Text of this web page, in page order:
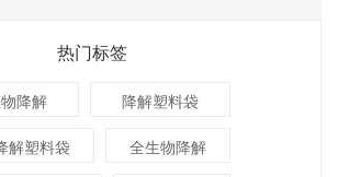
热门标签
降解 降解塑料袋
解塑料袋 全生物降解